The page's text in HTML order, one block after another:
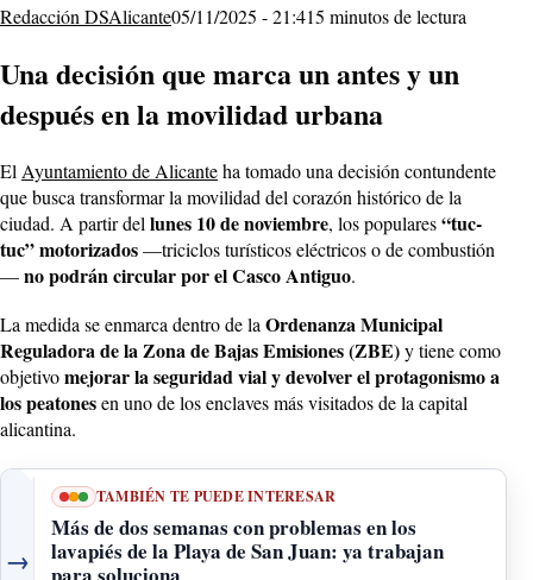
Redacción DSAlicante05/11/2025 - 21:415 minutos de lectura
Una decisión que marca un antes y un
después en la movilidad urbana
ElAyuntamiento de Alicanteha tomado una decisión contundente
que busca transformar la movilidad del corazón histórico de la
ciudad. A partir dellunes 10 de noviembre, los populares“tuc-
tuc” motorizados—triciclos turísticos eléctricos o de combustión
—no podrán circular por el Casco Antiguo.
La medida se enmarca dentro de la Ordenanza Municipal
Reguladora de la Zona de Bajas Emisiones (ZBE)y tiene como
objetivomejorar la seguridad vial y devolver el protagonismo a
los peatonesen uno de los enclaves más visitados de la capital
alicantina.
→
TAMBIÉN TE PUEDE INTERESAR
Más de dos semanas con problemas en los
lavapiés de la Playa de San Juan: ya trabajan